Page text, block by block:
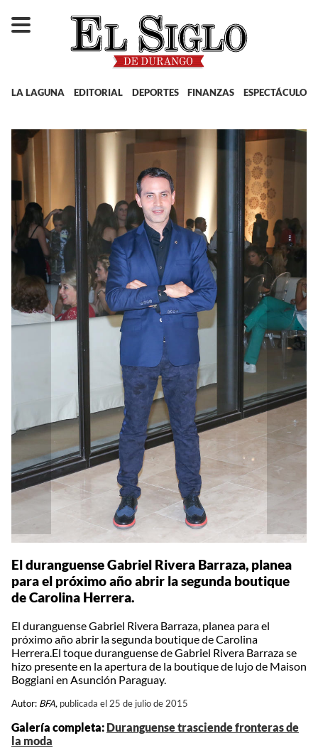
LA LAGUNA EDITORIAL DEPORTES FINANZAS ESPECTÁCULOS
El duranguense Gabriel Rivera Barraza, planea
para el próximo año abrir la segunda boutique
de Carolina Herrera.
El duranguense Gabriel Rivera Barraza, planea para el
próximo año abrir la segunda boutique de Carolina
Herrera.El toque duranguense de Gabriel Rivera Barraza se
hizo presente en la apertura de la boutique de lujo de Maison
Boggiani en Asunción Paraguay.
Autor: BFA, publicada el 25 de julio de 2015
Galería completa: Duranguense trasciende fronteras de
la moda